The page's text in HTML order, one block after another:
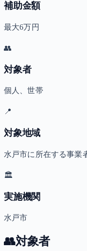
補助金額
最大6万円
👥
対象者
個人、世帯
📍
対象地域
水戸市に所在する事業
🏛️
実施機関
水戸市
👥対象者